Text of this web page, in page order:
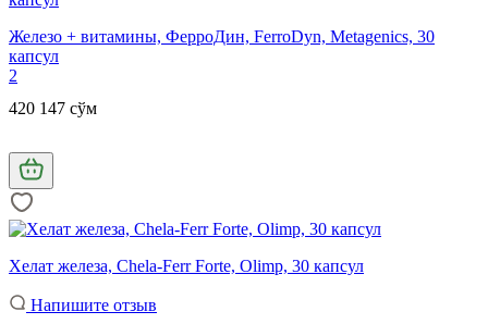
Железо + витамины, ФерроДин, FerroDyn, Metagenics, 30
капсул
2
420 147 сўм
Хелат железа, Chela-Ferr Forte, Olimp, 30 капсул
Напишите отзыв